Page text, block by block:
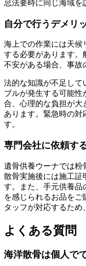
忌法要時に同じ海域を
自分で行うデメリ
海上での作業には天候
する必要があります。
不安がある場合、事故
法的な知識が不足して
ブルが発生する可能
合、心理的な負担が大
あります。緊急時の対
す。
専門会社に依頼す
遺骨供養ウーナでは粉
散骨実施後には施工証
す。また、手元供養品
を感じられるお品をご
タッフが対応するため
よくある質問
海洋散骨は個人で